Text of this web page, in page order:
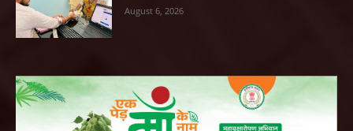
August 6, 2026